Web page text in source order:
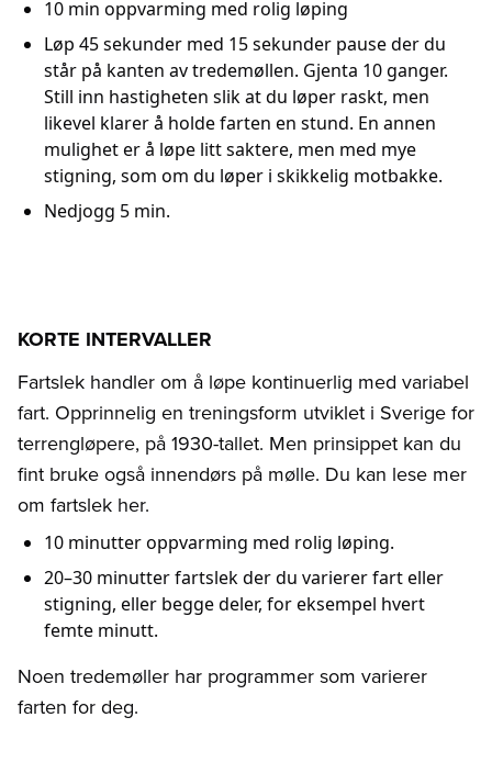
10 min oppvarming med rolig løping
Løp 45 sekunder med 15 sekunder pause der du
står på kanten av tredemøllen. Gjenta 10 ganger.
Still inn hastigheten slik at du løper raskt, men
likevel klarer å holde farten en stund. En annen
mulighet er å løpe litt saktere, men med mye
stigning, som om du løper i skikkelig motbakke.
Nedjogg 5 min.
KORTE INTERVALLER
Fartslek handler om å løpe kontinuerlig med variabel
fart. Opprinnelig en treningsform utviklet i Sverige for
terrengløpere, på 1930-tallet. Men prinsippet kan du
fint bruke også innendørs på mølle. Du kan lese mer
om fartslek her.
10 minutter oppvarming med rolig løping.
20–30 minutter fartslek der du varierer fart eller
stigning, eller begge deler, for eksempel hvert
femte minutt.
Noen tredemøller har programmer som varierer
farten for deg.